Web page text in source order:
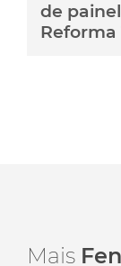
de
Mais